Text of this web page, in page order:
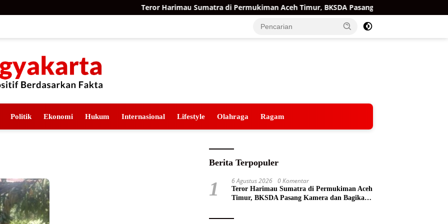
Teror Harimau Sumatra di Permukiman Aceh Timur, BKSDA Pasang Kamera dan Bagikan
Politik Ekonomi Hukum Internasional Lifestyle Olahraga Ragam
Berita Terpopuler
1 6 Agustus 2026 0 Komentar
Teror Harimau Sumatra di Permukiman Aceh
Timur, BKSDA Pasang Kamera dan Bagikan